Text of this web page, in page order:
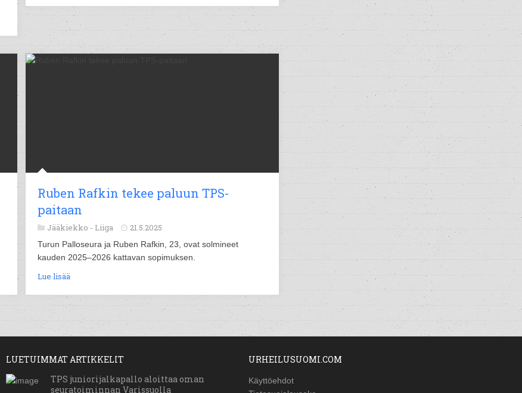
Ruben Rafkin tekee paluun TPS-
paitaan
Jääkiekko - Liiga 21.5.2025
Turun Palloseura ja Ruben Rafkin, 23, ovat solmineet
kauden 2025–2026 kattavan sopimuksen.
Lue lisää
LUETUIMMAT ARTIKKELIT
TPS juniorijalkapallo aloittaa oman
seuratoiminnan Varissuolla
URHEILUSUOMI.COM
Käyttöehdot